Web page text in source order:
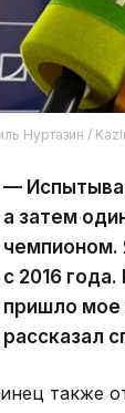
Нуртазин /
—
а затем
чемпионом.
с 2016
пришло мое
рассказал
также